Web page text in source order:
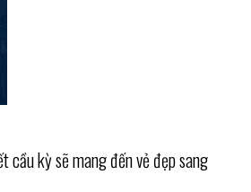
kỳ sẽ mang đến vẻ đẹp sang